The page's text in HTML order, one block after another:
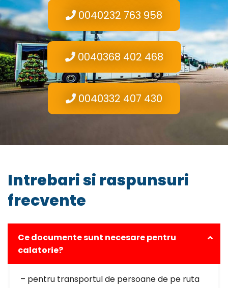
0040232 763 958
0040368 402 468
0040332 407 430
Intrebari si raspunsuri
frecvente
Ce documente sunt necesare pentru
calatorie?
– pentru transportul de persoane de pe ruta